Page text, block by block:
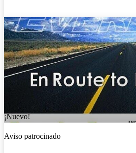
¡Nuevo!
Aviso patrocinado